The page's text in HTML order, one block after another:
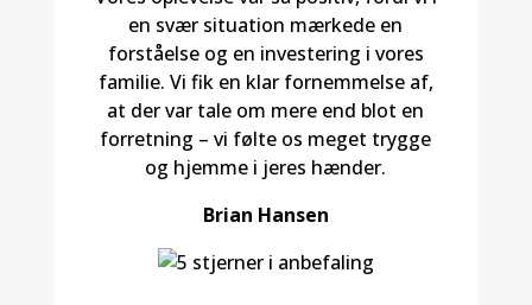
en svær situation mærkede en
forståelse og en investering i vores
familie. Vi fik en klar fornemmelse af,
at der var tale om mere end blot en
forretning – vi følte os meget trygge
og hjemme i jeres hænder.
Brian Hansen